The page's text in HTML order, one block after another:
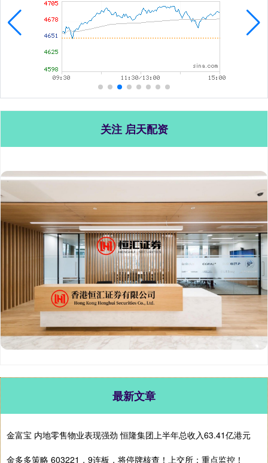
关注 启天配资
最新文章
金富宝 内地零售物业表现强劲 恒隆集团上半年总收入63.41亿港元
金多多策略 603221，9连板，将停牌核查！上交所：重点监控！